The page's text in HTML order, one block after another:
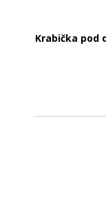
Krabička pod